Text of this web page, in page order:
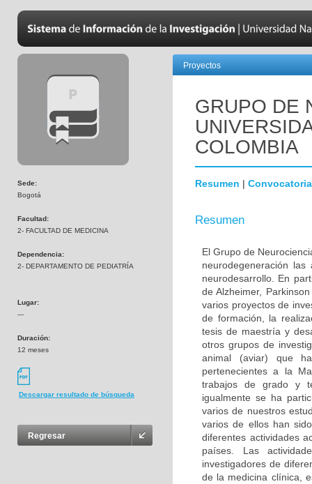
Sede:
Bogotá
Facultad:
2- FACULTAD DE MEDICINA
Dependencia:
2- DEPARTAMENTO DE PEDIATRÍA
Lugar:
---
Duración:
12 meses
Descargar resultado de búsqueda
Regresar
Proyectos
GRUPO DE
COLOMBIA
Resumen | Convocatoria
Resumen
El Grupo de
neurodegeneración
neurodesarrollo. En
de Alzheimer,
varios proyectos de
de formación, la
tesis de maestría y
otros grupos de
animal (aviar) que
pertenecientes a la
trabajos de grado y
igualmente se ha
varios de nuestros
varios de ellos han
diferentes actividades
países. Las
investigadores de
de la medicina clínica,